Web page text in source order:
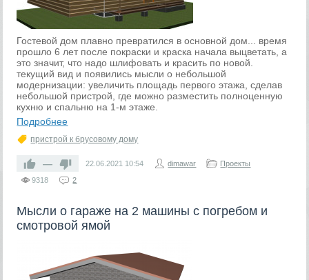
Гостевой дом плавно превратился в основной дом... время
прошло 6 лет после покраски и краска начала выцветать, а
это значит, что надо шлифовать и красить по новой.
текущий вид и появились мысли о небольшой
модернизации: увеличить площадь первого этажа, сделав
небольшой пристрой, где можно разместить полноценную
кухню и спальню на 1-м этаже.
Подробнее
пристрой к брусовому дому
— 22.06.2021 10:54 dimawar
Проекты
9318
2
Мысли о гараже на 2 машины с погребом и
смотровой ямой